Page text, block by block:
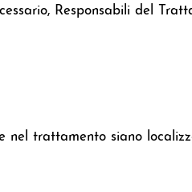
Responsabili del
trattamento siano